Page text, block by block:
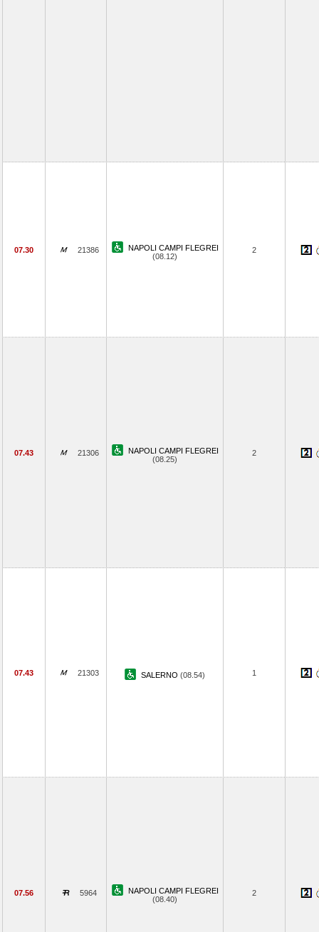
07.30 21386
NAPOLI CAMPI FLEGREI
(08.12)
2
07.43 21306
NAPOLI CAMPI FLEGREI
(08.25)
2
07.43 21303 SALERNO (08.54) 1
07.56 5964
NAPOLI CAMPI FLEGREI
(08.40)
2